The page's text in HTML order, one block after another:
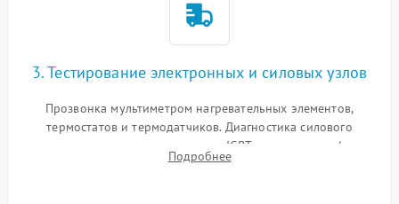
3. Тестирование электронных и силовых узлов
Прозвонка мультиметром нагревательных элементов,
термостатов и термодатчиков. Диагностика силового
модуля, реле, диодных мостов и IGBT-транзисторов (для
индукции). Проверка кранов и газ-контроля (для газовых
Подробнее